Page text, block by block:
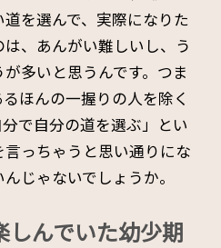
を選んで、実際になりた
、あんがい難しいし、う
多いと思うんです。つま
ほんの一握りの人を除く
で自分の道を選ぶ」とい
っちゃうと思い通りにな
じゃないでしょうか。
んでいた幼少期